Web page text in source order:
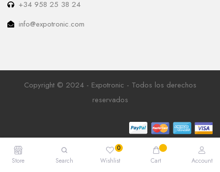
+34 958 25 38 24
info@expotronic.com
Copyright © 2024 - Expotronic - Todos los derechos
reservados
Store Search Wishlist Cart Account